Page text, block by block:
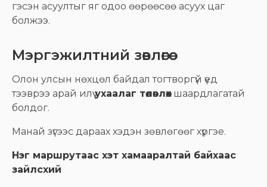
гэсэн асуултыг яг одоо өөрөөсөө асуух цаг
болжээ.
Мэргэжилтний зөвлөгөө
Олон улсын нөхцөл байдал тогтворгүй үед
тээврээ арай илүүухаалаг төлөвлөхшаардлагатай
болдог.
Манай зүгээс дараах хэдэн зөвлөгөөг хүргэе.
Нэг маршрутаас хэт хамааралтай байхаас
зайлсхий